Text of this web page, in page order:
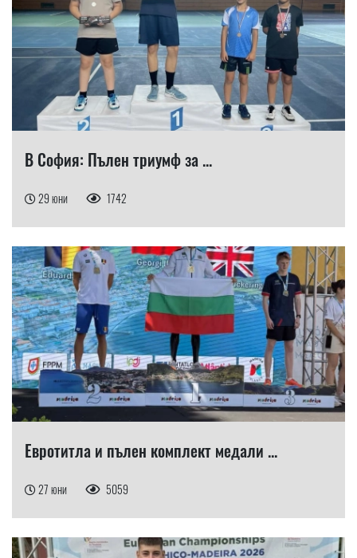
В София: Пълен триумф за ...
29 юни 1742
Евротитла и пълен комплект медали ...
27 юни 5059